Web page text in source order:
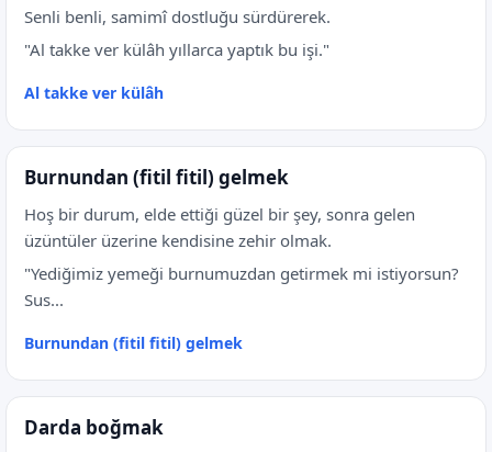
Senli benli, samimî dostluğu sürdürerek.
"Al takke ver külâh yıllarca yaptık bu işi."
Al takke ver külâh
Burnundan (fitil fitil) gelmek
Hoş bir durum, elde ettiği güzel bir şey, sonra gelen
üzüntüler üzerine kendisine zehir olmak.
"Yediğimiz yemeği burnumuzdan getirmek mi istiyorsun?
Sus...
Burnundan (fitil fitil) gelmek
Darda boğmak